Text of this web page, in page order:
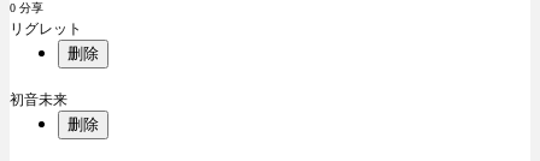
0 分享
リグレット
删除
初音未来
删除